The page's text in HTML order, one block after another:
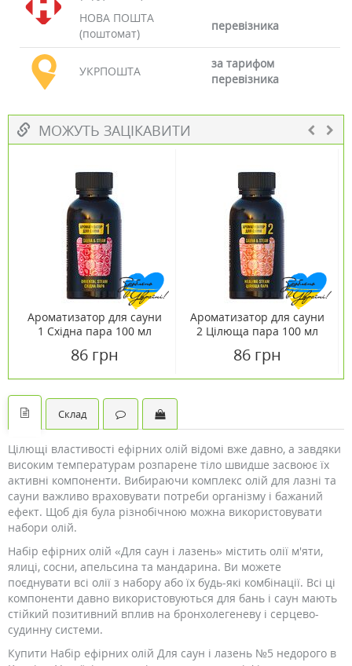
НОВА ПОШТА
(поштомат)
перевізника
УКРПОШТА
за тарифом
перевізника
МОЖУТЬ ЗАЦІКАВИТИ
Ароматизатор для сауни
1 Східна пара 100 мл
86 грн
Ароматизатор для сауни
2 Цілюща пара 100 мл
86 грн
Склад
Цілющі властивості ефірних олій відомі вже давно, а завдяки
високим температурам розпарене тіло швидше засвоює їх
активні компоненти. Вибираючи комплекс олій для лазні та
сауни важливо враховувати потреби організму і бажаний
ефект. Щоб дія була різнобічною можна використовувати
набори олій.
Набір ефірних олій «Для саун і лазень» містить олії м'яти,
ялиці, сосни, апельсина та мандарина. Ви можете
поєднувати всі олії з набору або їх будь-які комбінації. Всі ці
компоненти давно використовуються для бань і саун мають
стійкий позитивний вплив на бронхолегеневу і серцево-
судинну системи.
Купити Набір ефірних олій Для саун і лазень №5 недорого в